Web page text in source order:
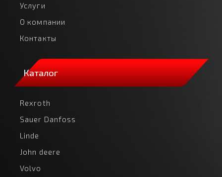
Услуги
О компании
Контакты
Каталог
Rexroth
Sauer Danfoss
Linde
John deere
Volvo